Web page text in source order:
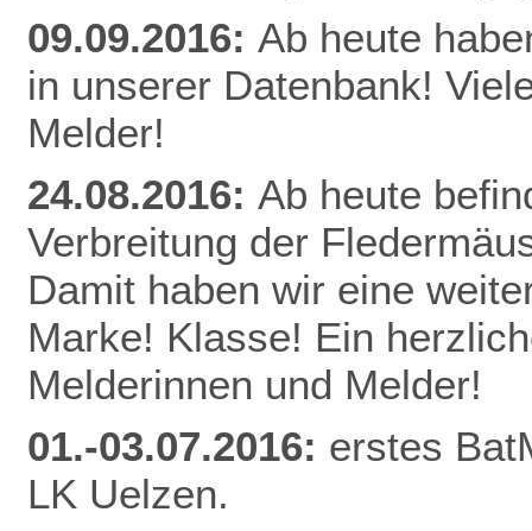
09.09.2016: Ab heute
in unserer Datenbank!
Melder!
24.08.2016: Ab heute
Verbreitung der
Damit haben wir eine
Marke! Klasse! Ein
Melderinnen und Melder!
01.-03.07.2016: erstes
LK Uelzen.